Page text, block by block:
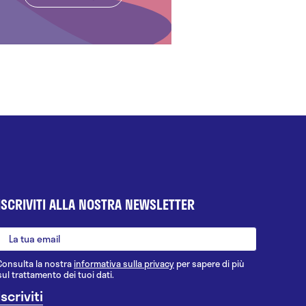
ALLA NOSTRA NEWSLETTER
la nostrainformativa sulla privacy per sapere di più
trattamento dei tuoi dati.